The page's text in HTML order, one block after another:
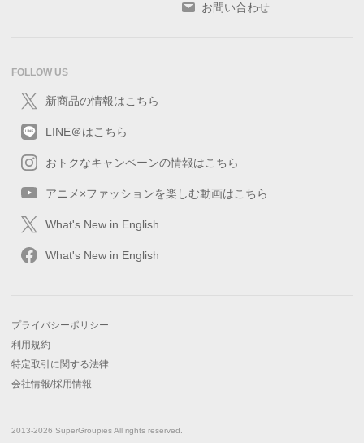
お問い合わせ
FOLLOW US
新商品の情報はこちら
LINE＠はこちら
おトクなキャンペーンの情報はこちら
アニメ×ファッションを楽しむ動画はこちら
What's New in English
What's New in English
プライバシーポリシー
利用規約
特定取引に関する法律
会社情報/採用情報
2013-2026 SuperGroupies All rights reserved.